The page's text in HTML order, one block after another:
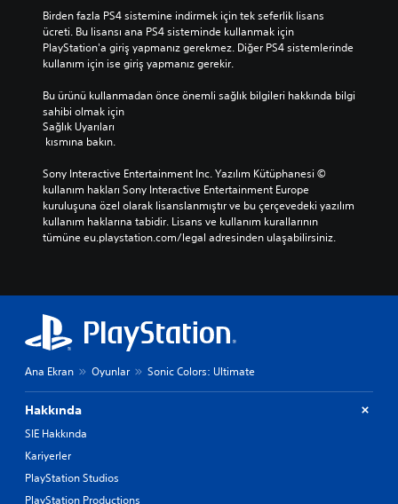
Birden fazla PS4 sistemine indirmek için tek seferlik lisans
ücreti. Bu lisansı ana PS4 sisteminde kullanmak için
PlayStation'a giriş yapmanız gerekmez. Diğer PS4 sistemlerinde
kullanım için ise giriş yapmanız gerekir.
Bu ürünü kullanmadan önce önemli sağlık bilgileri hakkında bilgi
sahibi olmak için
Sağlık Uyarıları
kısmına bakın.
Sony Interactive Entertainment Inc. Yazılım Kütüphanesi ©
kullanım hakları Sony Interactive Entertainment Europe
kuruluşuna özel olarak lisanslanmıştır ve bu çerçevedeki yazılım
kullanım haklarına tabidir. Lisans ve kullanım kurallarının
tümüne eu.playstation.com/legal adresinden ulaşabilirsiniz.
Ana Ekran Oyunlar Sonic Colors: Ultimate
Hakkında
SIE Hakkında
Kariyerler
PlayStation Studios
PlayStation Productions